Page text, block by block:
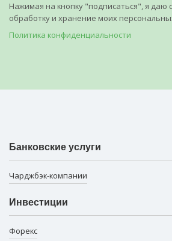
Нажимая на кнопку "подписаться", я даю
обработку и хранение моих
Политика конфиденциальности
Банковские услуги
Чарджбэк-компании
Инвестиции
Форекс